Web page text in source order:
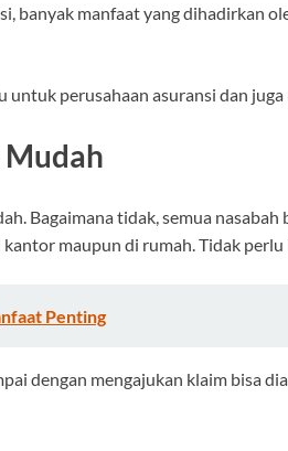
banyak manfaat yang dihadirkan
perusahaan asuransi dan juga
Mudah
Bagaimana tidak, semua nasabah
maupun di rumah. Tidak
Penting
dengan mengajukan klaim bisa